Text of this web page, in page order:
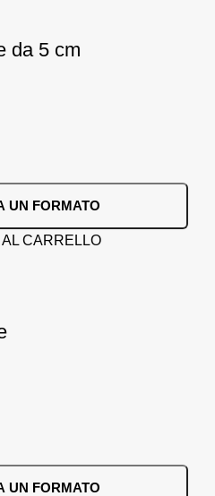
da 5 cm
UN FORMATO
CARRELLO
UN FORMATO